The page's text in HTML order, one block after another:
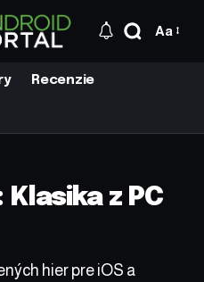
Aa
Recenzie
z PC
hier pre iOS a